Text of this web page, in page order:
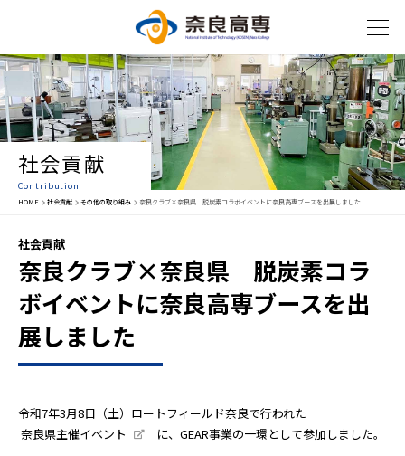
社会貢献
Contribution
HOME 社会貢献 その他の取り組み 奈良クラブ×奈良県 脱炭素コラボイベントに奈良高専ブースを出展しました
社会貢献
奈良クラブ×奈良県 脱炭素コラ
ボイベントに奈良高専ブースを出
展しました
令和7年3月8日（土）ロートフィールド奈良で行われた
奈良県主催イベント
に、GEAR事業の一環として参加しました。